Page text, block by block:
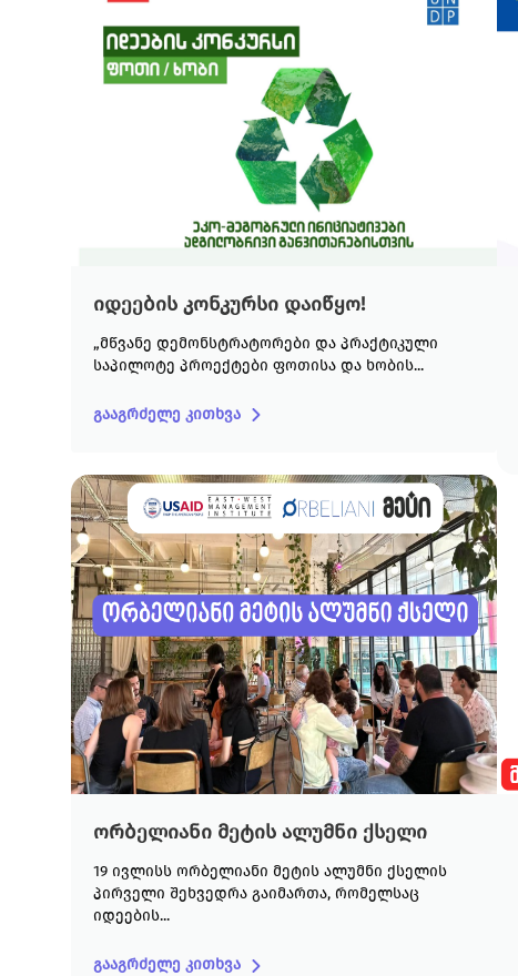
იდეების კონკურსი დაიწყო!
„მწვანე დემონსტრატორები და პრაქტიკული
საპილოტე პროექტები ფოთისა და ხობის...
გააგრძელე კითხვა
ორბელიანი მეტის ალუმნი ქსელი
19 ივლისს ორბელიანი მეტის ალუმნი ქსელის
პირველი შეხვედრა გაიმართა, რომელსაც
იდეების...
გააგრძელე კითხვა